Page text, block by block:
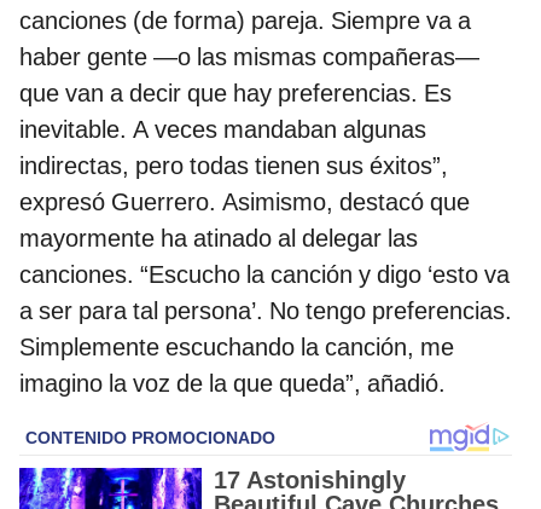
canciones (de forma) pareja. Siempre va a
haber gente —o las mismas compañeras—
que van a decir que hay preferencias. Es
inevitable. A veces mandaban algunas
indirectas, pero todas tienen sus éxitos”,
expresó Guerrero. Asimismo, destacó que
mayormente ha atinado al delegar las
canciones. “Escucho la canción y digo ‘esto va
a ser para tal persona’. No tengo preferencias.
Simplemente escuchando la canción, me
imagino la voz de la que queda”, añadió.